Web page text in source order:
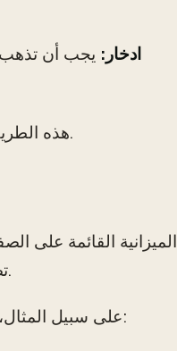
20% ادخار: يجب أن تذهب
هذه الطريقة بسيطة وتسمح بالمرونة مع ضمان تغطية جميع الأساسيات المالية.
الميزانية القائمة على
تصل إلى الصفر. يمكن أن تساعد هذه الطريقة في تجنب الإنفاق الزائد.
على سبيل المثال، إذا كان لديك 3,500 دولار، يمكنك تخصيص الأموال على النحو التالي: